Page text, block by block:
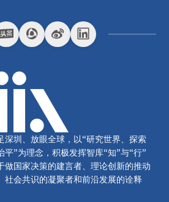
深圳、放眼全球，以“研究世界、探索
平”为理念，积极发挥智库“知”与“行”
做国家决策的建言者、理论创新的推动
社会共识的凝聚者和前沿发展的诠释